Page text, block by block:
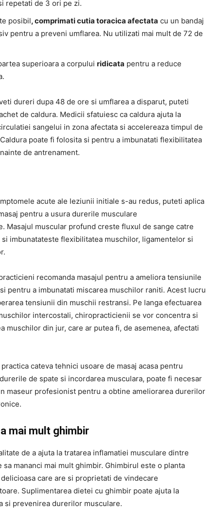
repetati de 3 ori pe zi.
posibil, comprimati cutia toracica afectata cu un bandaj
pentru a preveni umflarea. Nu utilizati mai mult de 72 de
superioara a corpului ridicata pentru a reduce
dureri dupa 48 de ore si umflarea a disparut, puteti
de caldura. Medicii sfatuiesc ca caldura ajuta la
sangelui in zona afectata si accelereaza timpul de
poate fi folosita si pentru a imbunatati flexibilitatea
de antrenament.
acute ale leziunii initiale s-au redus, puteti aplica
pentru a usura durerile musculare
Masajul muscular profund creste fluxul de sange catre
si imbunatateste flexibilitatea muschilor, ligamentelor si
recomanda masajul pentru a ameliora tensiunile
pentru a imbunatati miscarea muschilor raniti. Acest lucru
tensiunii din muschii restransi. Pe langa efectuarea
intercostali, chiropracticienii se vor concentra si
muschilor din jur, care ar putea fi, de asemenea, afectati
cateva tehnici usoare de masaj acasa pentru
de spate si incordarea musculara, poate fi necesar
maseur profesionist pentru a obtine ameliorarea durerilor
mai mult ghimbir
de a ajuta la tratarea inflamatiei musculare dintre
sa mananci mai mult ghimbir. Ghimbirul este o planta
care are si proprietati de vindecare
Suplimentarea dietei cu ghimbir poate ajuta la
si prevenirea durerilor musculare.